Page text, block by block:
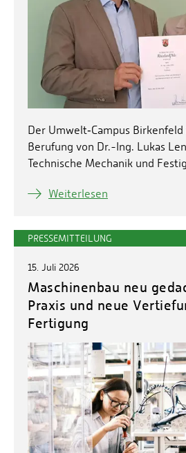
Der Umwelt‑Campus
Berufung von Dr.-Ing. Lukas
Technische Mechanik und
Weiterlesen
PRESSEMITTEILUNG
15. Juli 2026
Maschinenbau neu
Praxis und neue
Fertigung